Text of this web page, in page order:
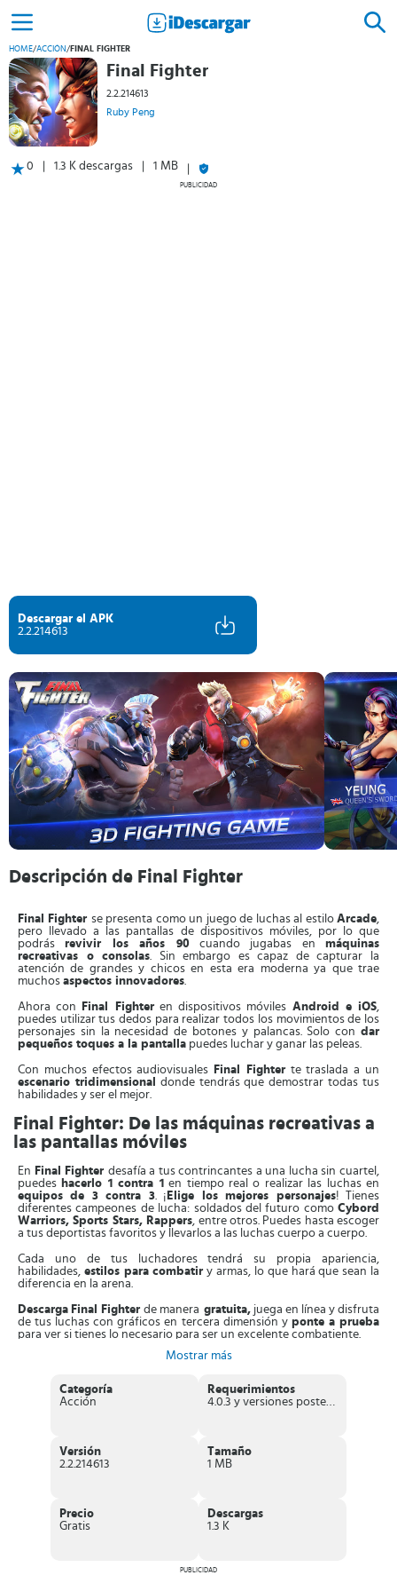
HOME/ACCIÓN/ FINAL FIGHTER
Final Fighter
2.2.214613
Ruby Peng
0 1.3 K descargas 1 MB
PUBLICIDAD
Descargar el APK
2.2.214613
Descripción de Final Fighter
Final Fighter se presenta como un juego de luchas al estiloArcade,
pero llevado a las pantallas de dispositivos móviles, por lo que
podrásrevivir los años 90cuando jugabas en máquinas
recreativas o consolas. Sin embargo es capaz de capturar la
atención de grandes y chicos en esta era moderna ya que trae
muchos aspectos innovadores.
Ahora con Final Fighteren dispositivos móviles Android e iOS,
puedes utilizar tus dedos para realizar todos los movimientos de los
personajes sin la necesidad de botones y palancas. Solo con dar
pequeños toques a la pantalla puedes luchar y ganar las peleas.
Con muchos efectos audiovisuales Final Fighterte traslada a un
escenario tridimensional
donde tendrás que demostrar todas tus
habilidades y ser el mejor.
Final Fighter: De las máquinas recreativas a
las pantallas móviles
En Final Fighter desafía a tus contrincantes a una lucha sin cuartel,
puedes hacerlo 1 contra 1 en tiempo real o realizar las luchas en
equipos de 3 contra 3. ¡ Elige los mejores personajes! Tienes
diferentes campeones de lucha: soldados del futuro como Cybord
Warriors, Sports Stars, Rappers, entre otros. Puedes hasta escoger
a tus deportistas favoritos y llevarlos a las luchas cuerpo a cuerpo.
Cada uno de tus luchadores tendrá su propia apariencia,
habilidades, estilos para combatir y armas, lo que hará que sean la
diferencia en la arena.
Descarga Final Fighterde manera gratuita,juega en línea y disfruta
de tus luchas con gráficos en tercera dimensión y ponte a prueba
para ver si tienes lo necesario para ser un excelente combatiente.
Características que nos entusiasman de
Final Fighter
posee características que lo acreditan como
Impresionantes gráficos tercera dimensión
entrenarlos para desarrollar sus habilidades y que puedan subir
de nivel.
excelente fluidez
Mostrar más
Categoría
Acción
Requerimientos
4.0.3 y versiones posteriores
Versión
2.2.214613
Tamaño
1 MB
Precio
Gratis
Descargas
1.3 K
PUBLICIDAD